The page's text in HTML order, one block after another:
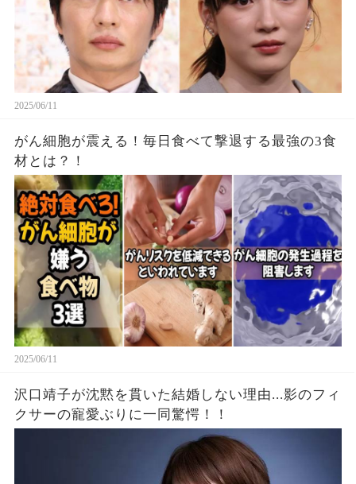
2025/06/11
がん細胞が震える！毎日食べて撃退する最強の3食
材とは？！
2025/06/11
沢口靖子が沈黙を貫いた結婚しない理由...影のフィ
クサーの寵愛ぶりに一同驚愕！！